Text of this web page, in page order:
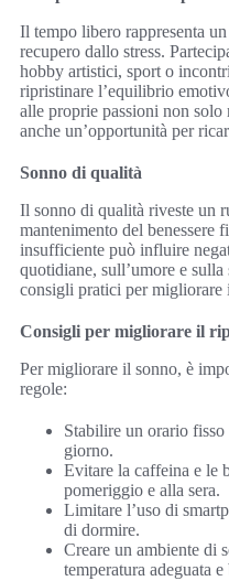
Il tempo libero rappresenta
recupero dallo stress.
hobby artistici, sport o
ripristinare l’equilibrio
alle proprie passioni non solo
anche un’opportunità per
Sonno di qualità
Il sonno di qualità riveste un
mantenimento del benessere
insufficiente può influire
quotidiane, sull’umore e
consigli pratici per migliorare
Consigli per migliorare il
Per migliorare il sonno, è
regole:
Stabilire un orario
giorno.
Evitare la caffeina e le
pomeriggio e alla sera.
Limitare l’uso di
di dormire.
Creare un ambiente di
temperatura adeguata